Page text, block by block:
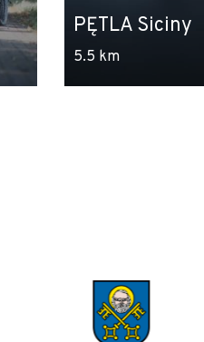
PĘTLA Siciny
5.5 km